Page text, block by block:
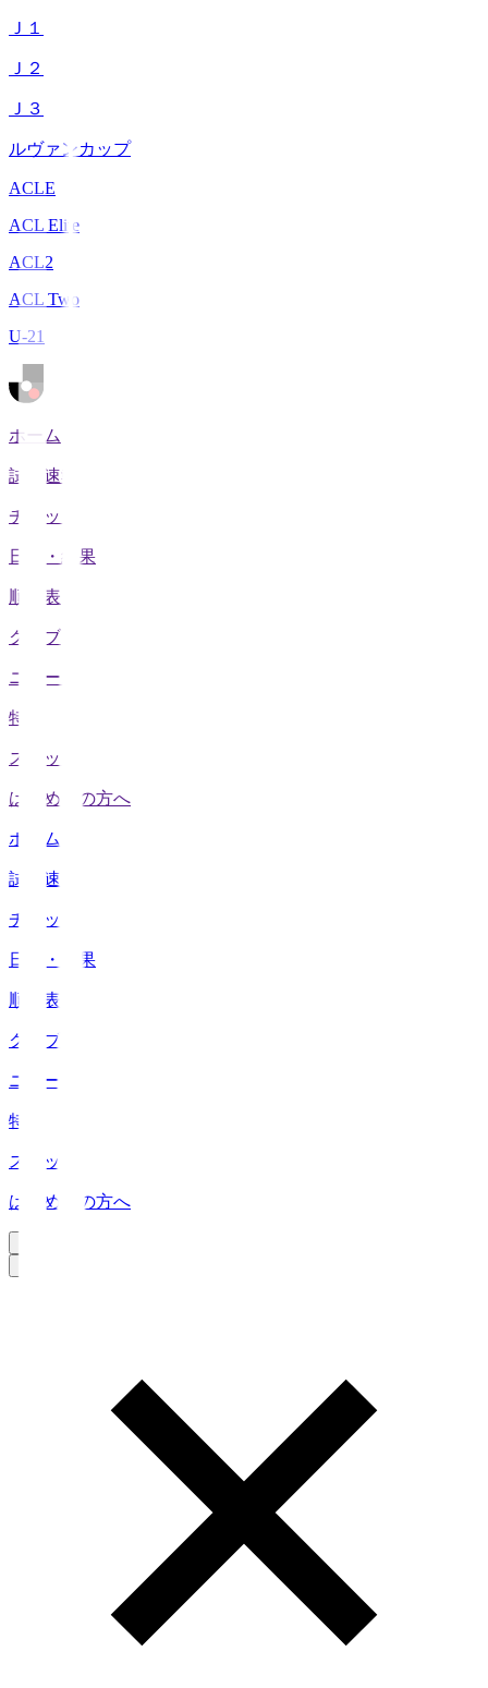
Ｊ１
Ｊ２
Ｊ３
ルヴァンカップ
ACLE
ACL Elite
ACL2
ACL Two
U-21
ホーム
試合速報
チケット
日程・結果
順位表
クラブ
ニュース
特集
スタッツ
はじめての方へ
ホーム
試合速報
チケット
日程・結果
順位表
クラブ
ニュース
特集
スタッツ
はじめての方へ